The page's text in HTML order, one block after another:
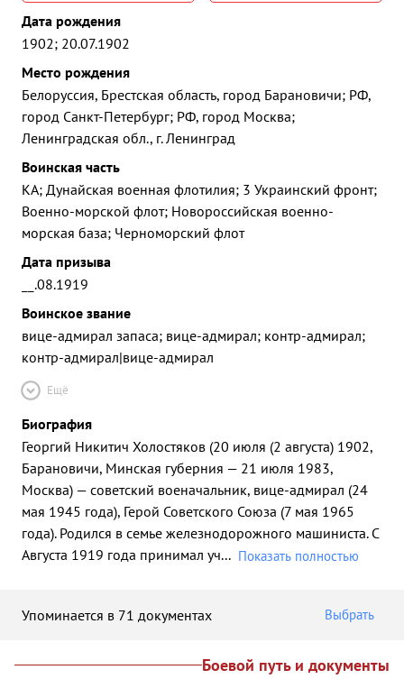
Дата рождения
1902; 20.07.1902
Место рождения
Белоруссия, Брестская область, город Барановичи; РФ,
город Санкт-Петербург; РФ, город Москва;
Ленинградская обл., г. Ленинград
Воинская часть
КА; Дунайская военная флотилия; 3 Украинский фронт;
Военно-морской флот; Новороссийская военно-
морская база; Черноморский флот
Дата призыва
__.08.1919
Воинское звание
вице-адмирал запаса; вице-адмирал; контр-адмирал;
контр-адмирал|вице-адмирал
Ещё
Биография
Георгий Никитич Холостяков (20 июля (2 августа) 1902,
Барановичи, Минская губерния — 21 июля 1983,
Москва) — советский военачальник, вице-адмирал (24
мая 1945 года), Герой Советского Союза (7 мая 1965
года). Родился в семье железнодорожного машиниста. С
Августа 1919 года принимал уч... Показать полностью
Упоминается в 71 документах Выбрать
Боевой путь и документы